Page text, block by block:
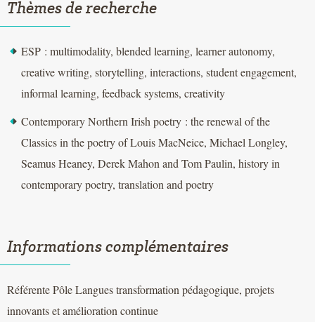
Thèmes de recherche
ESP : multimodality, blended learning, learner autonomy,
creative writing, storytelling, interactions, student engagement,
informal learning, feedback systems, creativity
Contemporary Northern Irish poetry : the renewal of the
Classics in the poetry of Louis MacNeice, Michael Longley,
Seamus Heaney, Derek Mahon and Tom Paulin, history in
contemporary poetry, translation and poetry
Informations complémentaires
Référente Pôle Langues transformation pédagogique, projets
innovants et amélioration continue